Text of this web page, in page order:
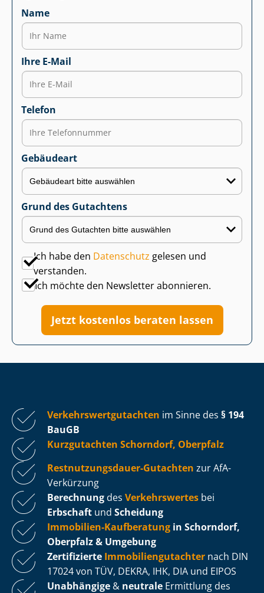
Name
Ihre E-Mail
Telefon
Gebäudeart
Grund des Gutachtens
Ich habe den Datenschutz gelesen und
verstanden.
Ich möchte den Newsletter abonnieren.
Jetzt kostenlos beraten lassen
Ver­kehrs­wert­gut­ach­ten im Sinne des § 194
BauGB
Kurzgutachten Schorndorf, Oberpfalz
Rest­nut­zungs­dau­er-Gutachten zur AfA-
Verkürzung
Berechnung des Verkehrswertes bei
Erbschaft und Scheidung
Immobilien-Kaufberatung in Schorndorf,
Oberpfalz & Umgebung
Zertifizierte Im­mo­bi­li­en­gut­ach­ter nach DIN
17024 von TÜV, DEKRA, IHK, DIA und EIPOS
Unabhängige & neutrale Ermittlung des